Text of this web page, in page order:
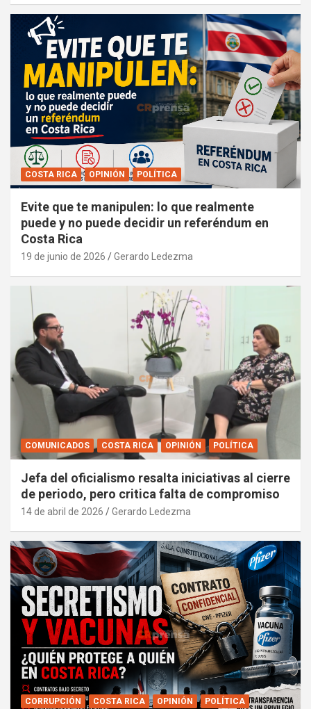
COSTA RICA OPINIÓN POLÍTICA
Evite que te manipulen: lo que realmente
puede y no puede decidir un referéndum en
Costa Rica
19 de junio de 2026 Gerardo Ledezma
COMUNICADOS COSTA RICA OPINIÓN POLÍTICA
Jefa del oficialismo resalta iniciativas al cierre
de periodo, pero critica falta de compromiso
14 de abril de 2026 Gerardo Ledezma
CORRUPCIÓN COSTA RICA OPINIÓN POLÍTICA